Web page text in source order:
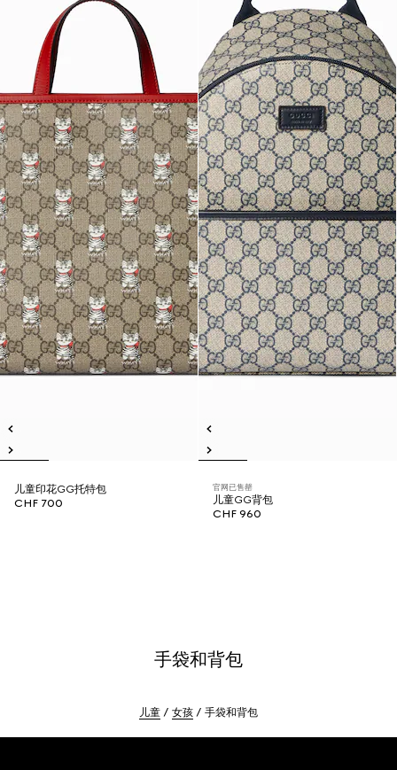
儿童印花GG托特包
CHF 700
官网已售罄
儿童GG背包
CHF 960
手袋和背包
儿童 女孩 手袋和背包